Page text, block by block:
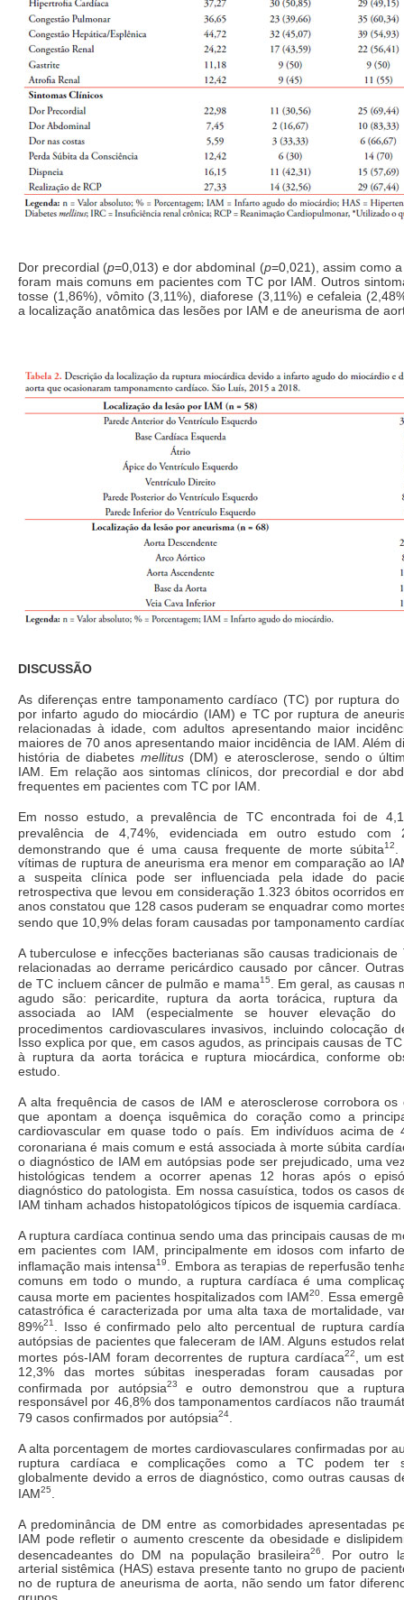
Dor precordial (p=0,013) e dor abdominal (p=0,021), assim como
foram mais comuns em pacientes com TC por IAM. Outros
tosse (1,86%), vômito (3,11%), diaforese (3,11%) e cefaleia
a localização anatômica das lesões por IAM e de aneurisma de
DISCUSSÃO
As diferenças entre tamponamento cardíaco (TC) por ruptura do
por infarto agudo do miocárdio (IAM) e TC por ruptura de
relacionadas à idade, com adultos apresentando maior
maiores de 70 anos apresentando maior incidência de IAM. Além
história de diabetes mellitus(DM) e aterosclerose, sendo o
IAM. Em relação aos sintomas clínicos, dor precordial e dor
frequentes em pacientes com TC por IAM.
Em nosso estudo, a prevalência de TC encontrada foi de
prevalência de 4,74%, evidenciada em outro estudo com
demonstrando que é uma causa frequente de morte súbita12
vítimas de ruptura de aneurisma era menor em comparação ao
a suspeita clínica pode ser influenciada pela idade do
retrospectiva que levou em consideração 1.323 óbitos ocorridos
anos constatou que 128 casos puderam se enquadrar como
sendo que 10,9% delas foram causadas por tamponamento
A tuberculose e infecções bacterianas são causas tradicionais
relacionadas ao derrame pericárdico causado por câncer.
de TC incluem câncer de pulmão e mama15
. Em geral, as causas
agudo são: pericardite, ruptura da aorta torácica, ruptura da
associada ao IAM (especialmente se houver elevação
procedimentos cardiovasculares invasivos, incluindo colocação
Isso explica por que, em casos agudos, as principais causas de
à ruptura da aorta torácica e ruptura miocárdica, conforme
estudo.
A alta frequência de casos de IAM e aterosclerose corrobora os
que apontam a doença isquêmica do coração como a
cardiovascular em quase todo o país. Em indivíduos acima de
coronariana é mais comum e está associada à morte súbita
o diagnóstico de IAM em autópsias pode ser prejudicado, uma
histológicas tendem a ocorrer apenas 12 horas após o
diagnóstico do patologista. Em nossa casuística, todos os casos
IAM tinham achados histopatológicos típicos de isquemia cardíaca.
A ruptura cardíaca continua sendo uma das principais causas de
em pacientes com IAM, principalmente em idosos com infarto
inflamação mais intensa19
. Embora as terapias de reperfusão
comuns em todo o mundo, a ruptura cardíaca é uma
causa morte em pacientes hospitalizados com IAM20
. Essa
catastrófica é caracterizada por uma alta taxa de mortalidade,
89%21
. Isso é confirmado pelo alto percentual de ruptura
autópsias de pacientes que faleceram de IAM. Alguns estudos
mortes pós-IAM foram decorrentes de ruptura cardíaca22
, um
12,3% das mortes súbitas inesperadas foram causadas
confirmada por autópsia23
e outro demonstrou que a
responsável por 46,8% dos tamponamentos cardíacos não
79 casos confirmados por autópsia24
A alta porcentagem de mortes cardiovasculares confirmadas por
ruptura cardíaca e complicações como a TC podem ter
globalmente devido a erros de diagnóstico, como outras causas
IAM25
A predominância de DM entre as comorbidades apresentadas
IAM pode refletir o aumento crescente da obesidade e
desencadeantes do DM na população brasileira26
. Por outro
arterial sistêmica (HAS) estava presente tanto no grupo de
no de ruptura de aneurisma de aorta, não sendo um fator